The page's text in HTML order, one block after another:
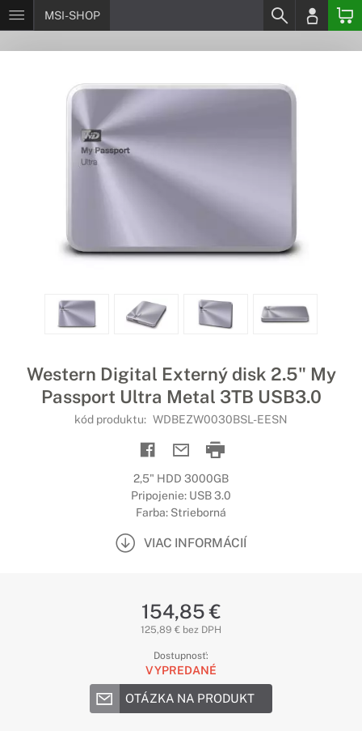
MSI-SHOP
Western Digital Externý disk 2.5" My
Passport Ultra Metal 3TB USB3.0
kód produktu: WDBEZW0030BSL-EESN
2,5" HDD 3000GB
Pripojenie: USB 3.0
Farba: Strieborná
VIAC INFORMÁCIÍ
154,85 €
125,89 € bez DPH
Dostupnosť:
VYPREDANÉ
OTÁZKA NA PRODUKT